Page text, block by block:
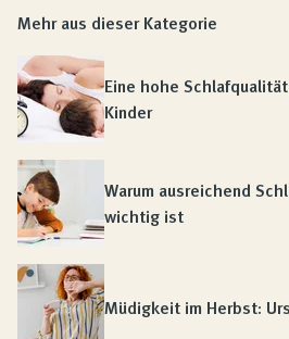
Mehr aus dieser Kategorie
Eine hohe
Kinder
Warum ausreichend
wichtig ist
Müdigkeit im Herbst: